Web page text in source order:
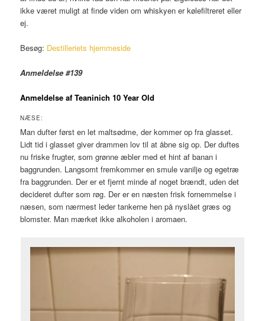
ikke været muligt at finde viden om whiskyen er kølefiltreret eller
ej.
Besøg: Destilleriets hjemmeside
Anmeldelse #139
Anmeldelse af Teaninich 10 Year Old
NÆSE:
Man dufter først en let maltsødme, der kommer op fra glasset.
Lidt tid i glasset giver drammen lov til at åbne sig op. Der duftes
nu friske frugter, som grønne æbler med et hint af banan i
baggrunden. Langsomt fremkommer en smule vanilje og egetræ
fra baggrunden. Der er et fjernt minde af noget brændt, uden det
decideret dufter som røg. Der er en næsten frisk fornemmelse i
næsen, som nærmest leder tankerne hen på nyslået græs og
blomster. Man mærket ikke alkoholen i aromaen.